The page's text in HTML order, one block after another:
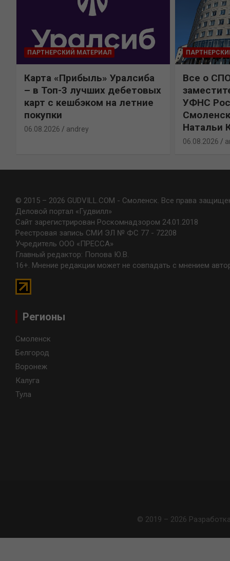
ПАРТНЕРСКИЙ МАТЕРИАЛ
Карта «Прибыль» Уралсиба
– в Топ-3 лучших дебетовых
карт с кешбэком на летние
покупки
06.08.2026 andrey
Все о
УФНС
Натальи
06.08.2026
© 2015 – 2026 GUDVILL.COM - Смоленск. Все права
Деловой портал «Гудвилл»
Сайт зарегистрирован Роскомнадзором 24.01.2018
Реестровая запись СМИ ЭЛ № ФС 77 - 72208
Учредитель ООО «ПРЕССА»
Главный редактор: Попова Ю.В.
16+. Мнение редакции может не совпадать с мнением
Регионы
Смоленск
Белгород
Воронеж
Калуга
Тула
© 2019 – 2026